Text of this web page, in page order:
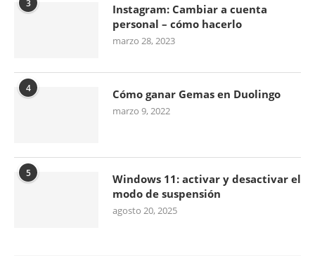
3
Instagram: Cambiar a cuenta
personal – cómo hacerlo
marzo 28, 2023
4 Cómo ganar Gemas en Duolingo
marzo 9, 2022
5
Windows 11: activar y desactivar el
modo de suspensión
agosto 20, 2025